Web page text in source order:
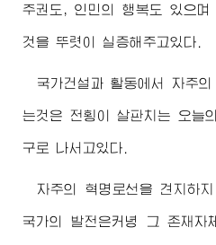
주권도, 인민의 행복도 있으
것을 뚜렷이 실증해주고있다.
국가건설과 활동에서 자주
는것은 전횡이 살판치는 오늘
구로 나서고있다.
자주의 혁명로선을 견지하
국가의 발전은커녕 그 존재자